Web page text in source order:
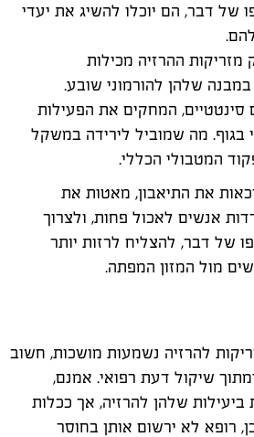
של דבר, הם יוכלו להשיג את יעדי
מזריקות ההרזיה מכילות
שלהן להורמוני שובע.
סינטטיים, המחקים את הפעילות
בגוף. מה שמוביל לירידה במשקל
המטבולי הכללי.
את התיאבון, מאטות את
אנשים לאכול פחות, ולצרוך
של דבר, להצליח לרזות יותר
מול המזון המפתה.
להרזיה נשמעות מושכות, חשוב
שיקול דעת רפואי. אמנם,
ביעילות שלהן להרזיה, אך ככלות
רופא לא ירשום אותן בחוסר